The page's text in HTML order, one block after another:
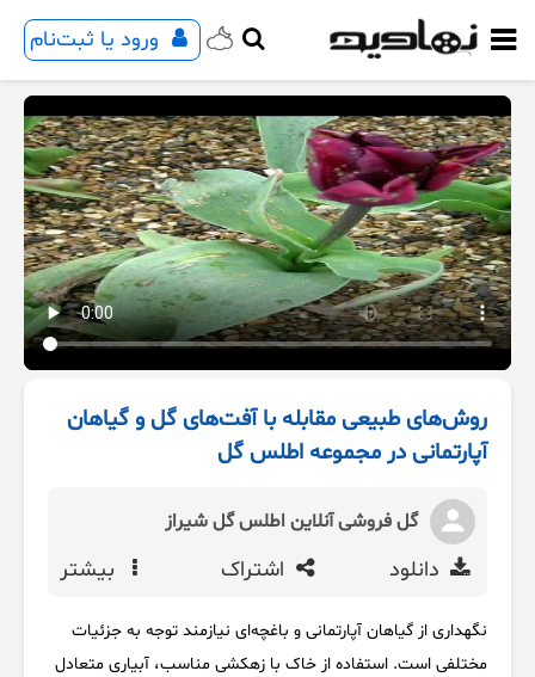
ورود یا ثبت‌نام
روش‌های طبیعی مقابله با آفت‌های گل و گیاهان
آپارتمانی در مجموعه اطلس گل
گل فروشی آنلاین اطلس گل شیراز
دانلود اشتراک بیشتر
نگهداری از گیاهان آپارتمانی و باغچه‌ای نیازمند توجه به جزئیات
مختلفی است. استفاده از خاک با زهکشی مناسب، آبیاری متعادل